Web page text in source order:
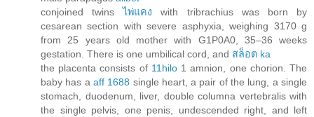
conjoined twinsไพ่แคง with tribrachius was born by
cesarean section with severe asphyxia, weighing 3170 g
from 25 years old mother with G1P0A0, 35–36 weeks
gestation. There is one umbilical cord, and สล็อต ka
the placenta consists of 11hilo1 amnion, one chorion. The
baby has a aff 1688 single heart, a pair of the lung, a single
stomach, duodenum, liver, double columna vertebralis with
the single pelvis, one penis, undescended right, and left